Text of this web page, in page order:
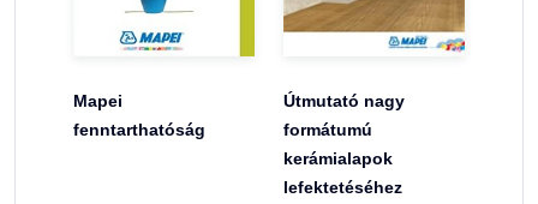
Mapei
fenntarthatóság
Útmutató nagy
formátumú
kerámialapok
lefektetéséhez